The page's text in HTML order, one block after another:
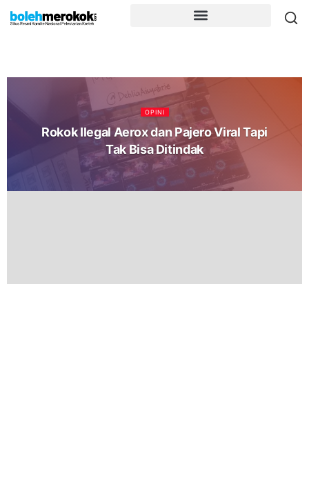
OPINI
Rokok Ilegal Aerox dan Pajero Viral Tapi
Tak Bisa Ditindak